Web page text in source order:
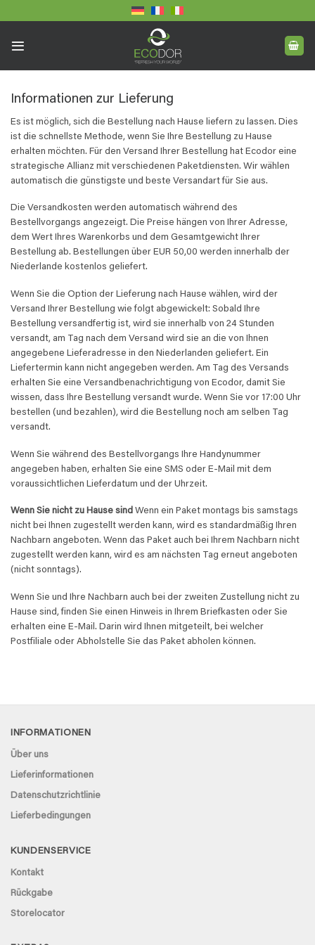
to
Informationen zur Lieferung
Es ist möglich, sich die Bestellung nach Hause liefern zu lassen. Dies
ist die schnellste Methode, wenn Sie Ihre Bestellung zu Hause
erhalten möchten. Für den Versand Ihrer Bestellung hat Ecodor eine
strategische Allianz mit verschiedenen Paketdiensten. Wir wählen
automatisch die günstigste und beste Versandart für Sie aus.
Die Versandkosten werden automatisch während des
Bestellvorgangs angezeigt. Die Preise hängen von Ihrer Adresse,
dem Wert Ihres Warenkorbs und dem Gesamtgewicht Ihrer
Bestellung ab. Bestellungen über EUR 50,00 werden innerhalb der
Niederlande kostenlos geliefert.
Wenn Sie die Option der Lieferung nach Hause wählen, wird der
Versand Ihrer Bestellung wie folgt abgewickelt: Sobald Ihre
Bestellung versandfertig ist, wird sie innerhalb von 24 Stunden
versandt, am Tag nach dem Versand wird sie an die von Ihnen
angegebene Lieferadresse in den Niederlanden geliefert. Ein
Liefertermin kann nicht angegeben werden. Am Tag des Versands
erhalten Sie eine Versandbenachrichtigung von Ecodor, damit Sie
wissen, dass Ihre Bestellung versandt wurde. Wenn Sie vor 17:00 Uhr
bestellen (und bezahlen), wird die Bestellung noch am selben Tag
versandt.
Wenn Sie während des Bestellvorgangs Ihre Handynummer
angegeben haben, erhalten Sie eine SMS oder E-Mail mit dem
voraussichtlichen Lieferdatum und der Uhrzeit.
Wenn Sie nicht zu Hause sind Wenn ein Paket montags bis samstags
nicht bei Ihnen zugestellt werden kann, wird es standardmäßig Ihren
Nachbarn angeboten. Wenn das Paket auch bei Ihrem Nachbarn nicht
zugestellt werden kann, wird es am nächsten Tag erneut angeboten
(nicht sonntags).
Wenn Sie und Ihre Nachbarn auch bei der zweiten Zustellung nicht zu
Hause sind, finden Sie einen Hinweis in Ihrem Briefkasten oder Sie
erhalten eine E-Mail. Darin wird Ihnen mitgeteilt, bei welcher
Postfiliale oder Abholstelle Sie das Paket abholen können.
INFORMATIONEN
Über uns
Lieferinformationen
Datenschutzrichtlinie
Lieferbedingungen
KUNDENSERVICE
Kontakt
Rückgabe
Storelocator